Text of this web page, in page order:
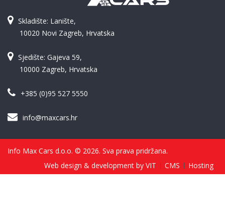
Skladište: Lanište,
10020 Novi Zagreb, Hrvatska
Sjedište: Gajeva 59,
10000 Zagreb, Hrvatska
+385 (0)95 527 5550
info@maxcars.hr
Info Max Cars d.o.o. © 2026. Sva prava pridržana.
Web design & development by VIT
CMS Hosting